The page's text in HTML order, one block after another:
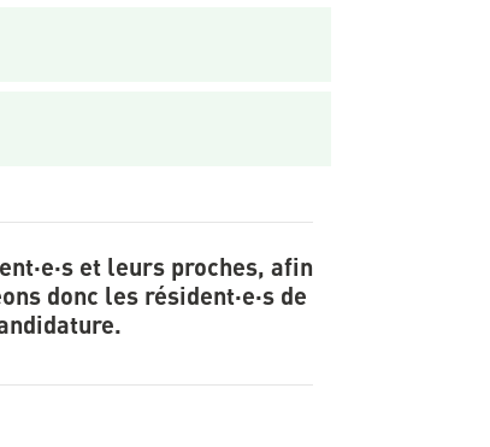
et leurs proches, afin
donc les résident·e·s de